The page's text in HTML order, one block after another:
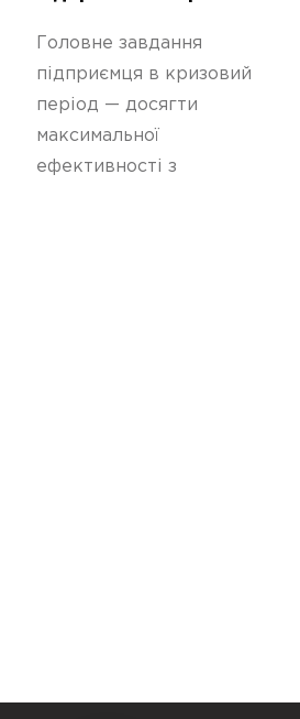
НАДАННЯ
Головне завдання
підприємця в кризовий
період — досягти
максимальної
ефективності з